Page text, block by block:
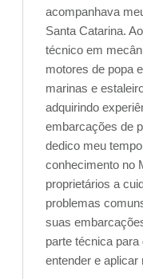
acompanhava
Santa Catarina.
técnico em
motores de popa
marinas e
adquirindo
embarcações de
dedico meu
conhecimento no
proprietários a
problemas
suas
parte técnica
entender e aplicar